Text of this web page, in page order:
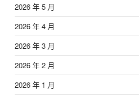
2026 年 5 月
2026 年 4 月
2026 年 3 月
2026 年 2 月
2026 年 1 月